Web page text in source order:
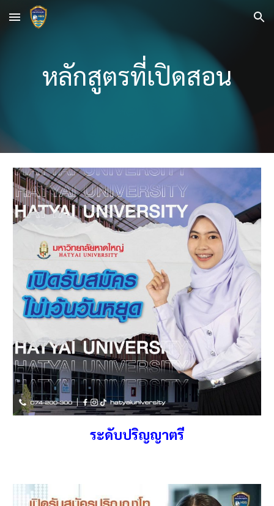
Skip to main content Skip to navigation
หลักสูตรที่เปิดสอน
ระดับปริญญาตรี